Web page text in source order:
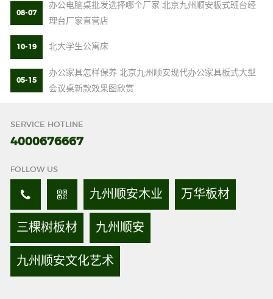
08-07
办公电脑桌批发选择哪个厂家 北京九州顺安板式班台经
理台厂家直营店
10-19 北大学生公寓床
05-15
办公家具怎样保养 北京九州顺安现代办公家具板式大型
会议桌新款效果图欣赏
SERVICE HOTLINE
4000676667
FOLLOW US
九州顺安木业 万华板材
三棵树板材 九州顺安
九州顺安文化艺术